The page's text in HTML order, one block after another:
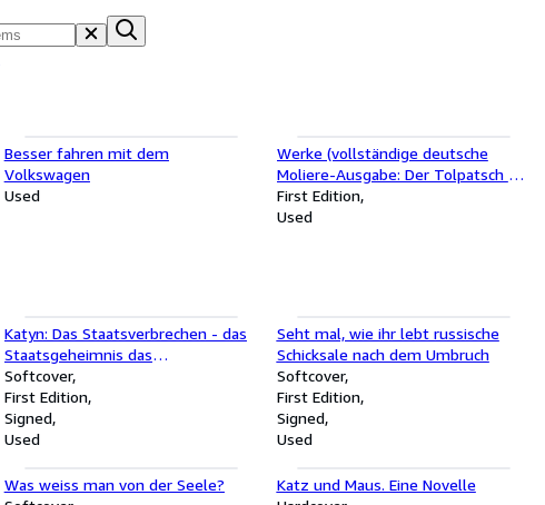
Besser fahren mit dem
Volkswagen
Used
Werke (vollständige deutsche
Moliere-Ausgabe: Der Tolpatsch -
Die lächerlichen Preziösen -
Signarell - Die Schule der
First Edition
Used
Katyn: Das Staatsverbrechen - das
Staatsgeheimnis das
Staatsverbrechen - das
Staatsgeheimnis
Softcover
First Edition
Signed
Used
Seht mal, wie ihr lebt russische
Schicksale nach dem Umbruch
Softcover
First Edition
Signed
Used
Was weiss man von der Seele?
Katz und Maus. Eine Novelle